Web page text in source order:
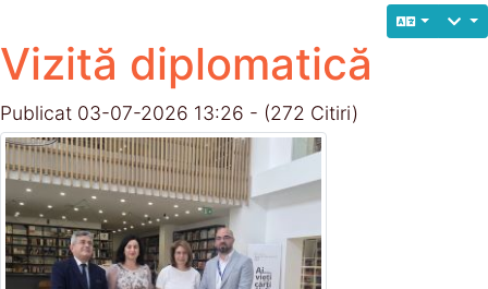
Vizită diplomatică
Publicat 03-07-2026 13:26 - (272 Citiri)